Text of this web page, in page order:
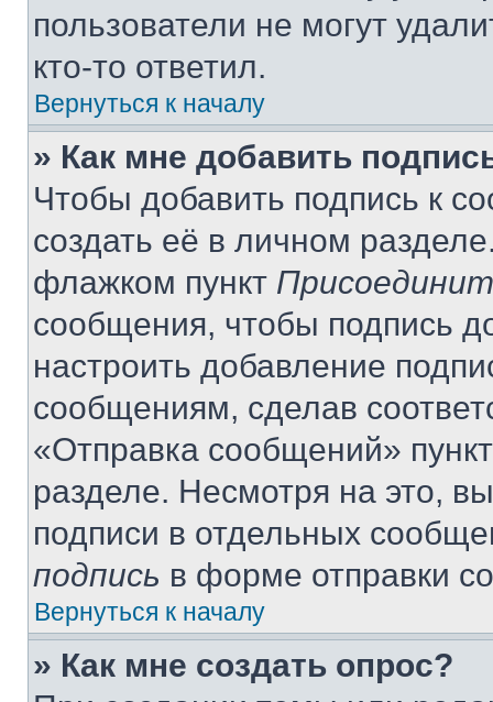
пользователи не могут
кто-то ответил.
Вернуться к началу
» Как мне добавить
Чтобы добавить подпись к
создать её в личном
флажком пункт
сообщения, чтобы подпись
настроить добавление
сообщениям, сделав
«Отправка сообщений»
разделе. Несмотря на это,
подписи в отдельных
подпись в форме отправки
Вернуться к началу
» Как мне создать опрос?